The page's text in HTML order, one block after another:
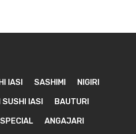
IASI SASHIMI NIGIRI
SUSHI IASI BAUTURI
ANGAJARI